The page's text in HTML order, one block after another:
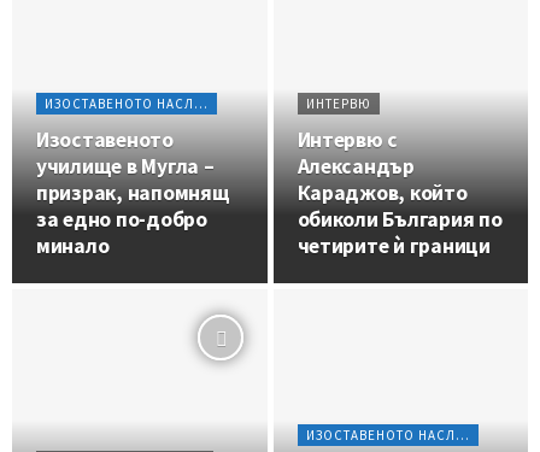
ИЗОСТАВЕНОТО НАСЛЕДСТВО
Изоставеното
училище в Мугла –
призрак, напомнящ
за едно по-добро
минало
ИНТЕРВЮ
Интервю с
Александър
Караджов, който
обиколи България по
четирите ѝ граници
ИЗОСТАВЕНОТО НАСЛЕДСТВО